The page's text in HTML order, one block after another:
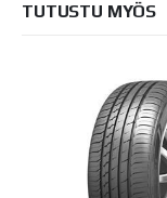
TUTUSTU MYÖS